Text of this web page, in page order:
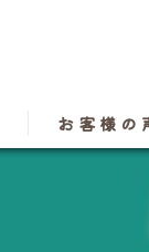
お客様の